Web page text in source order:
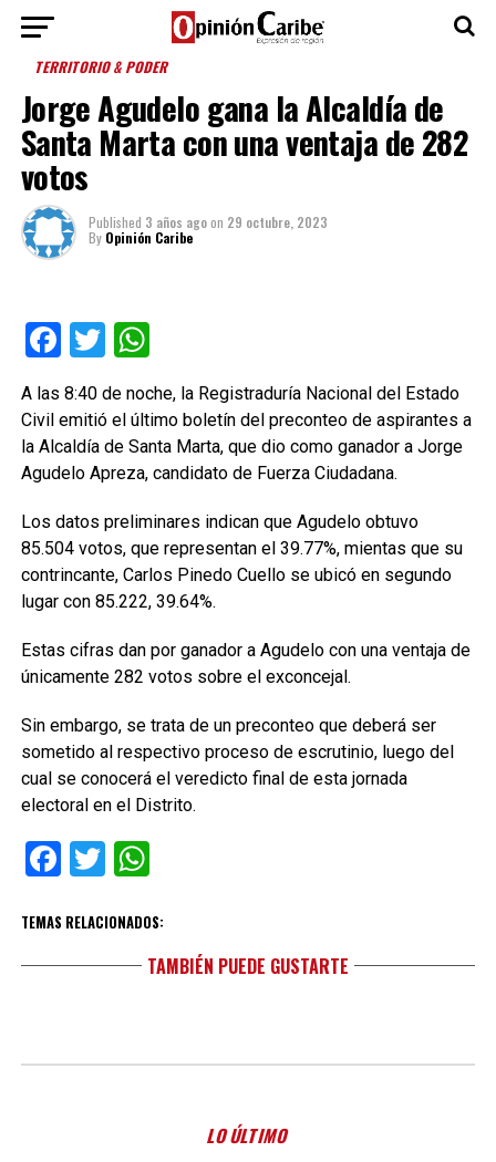
TERRITORIO & PODER
Jorge Agudelo gana la Alcaldía de
Santa Marta con una ventaja de 282
votos
Published 3 años agoon 29 octubre, 2023
By Opinión Caribe
Facebook
TwitterWhatsApp
A las 8:40 de noche, la Registraduría Nacional del Estado
Civil emitió el último boletín del preconteo de aspirantes a
la Alcaldía de Santa Marta, que dio como ganador a Jorge
Agudelo Apreza, candidato de Fuerza Ciudadana.
Los datos preliminares indican que Agudelo obtuvo
85.504 votos, que representan el 39.77%, mientas que su
contrincante, Carlos Pinedo Cuello se ubicó en segundo
lugar con 85.222, 39.64%.
Estas cifras dan por ganador a Agudelo con una ventaja de
únicamente 282 votos sobre el exconcejal.
Sin embargo, se trata de un preconteo que deberá ser
sometido al respectivo proceso de escrutinio, luego del
cual se conocerá el veredicto final de esta jornada
electoral en el Distrito.
Facebook
TwitterWhatsApp
TEMAS RELACIONADOS:
TAMBIÉN PUEDE GUSTARTE
LO ÚLTIMO